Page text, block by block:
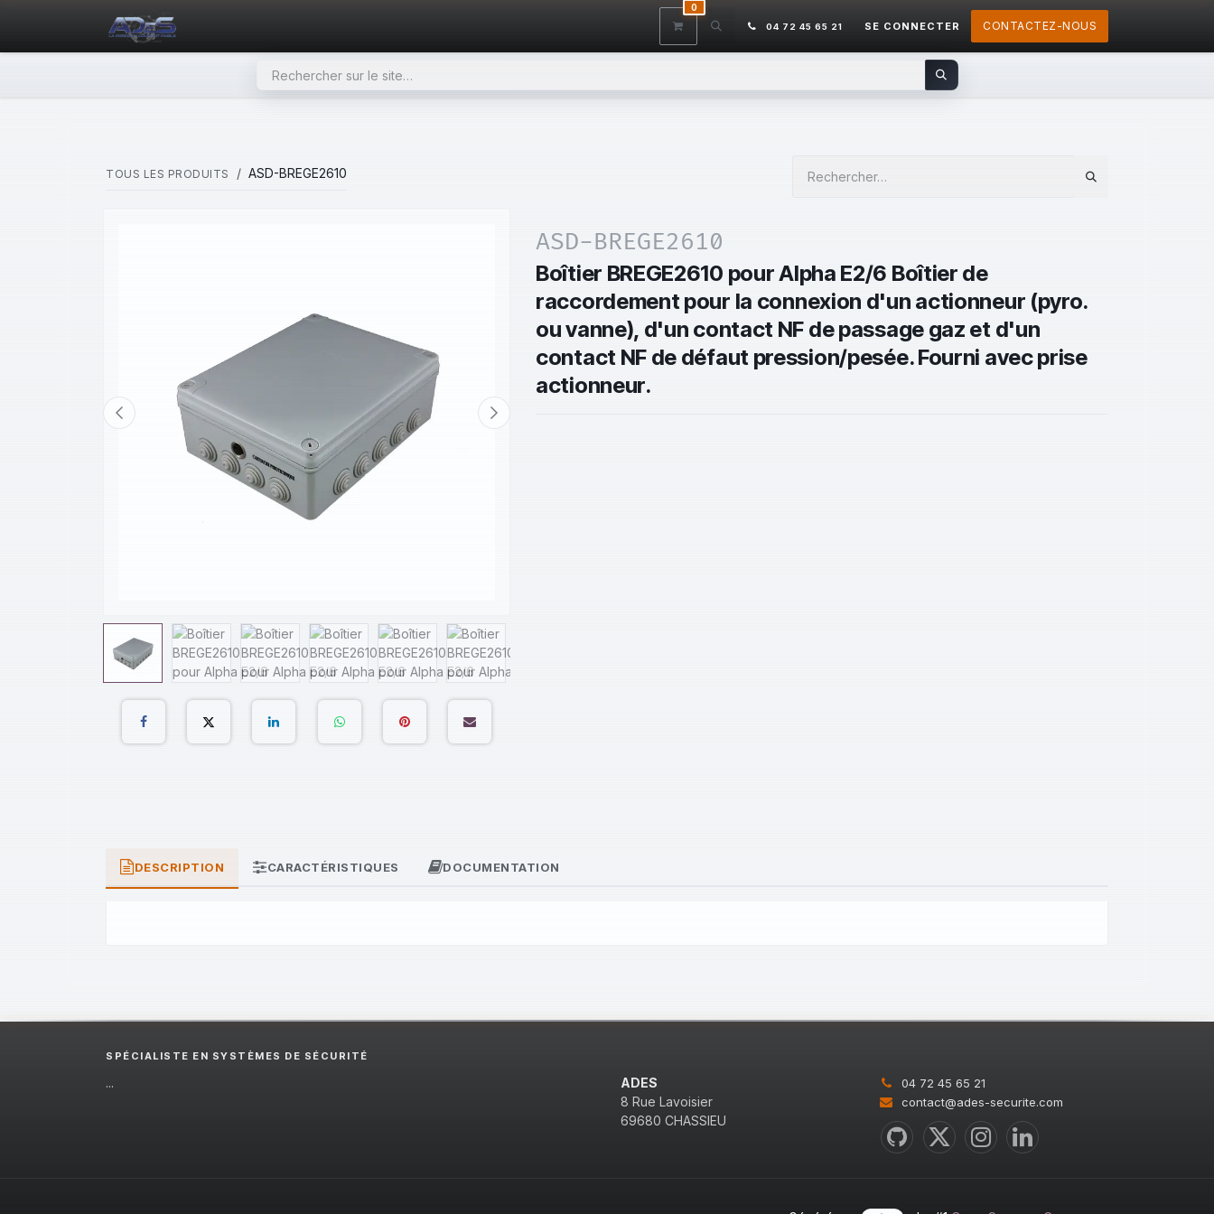
CONTACTEZ-NOUS AIDE
0
04 72 45 65 21 SE CONNECTER CONTACTEZ-NOUS
TOUS LES PRODUITS ASD-BREGE2610
ASD-BREGE2610
Boîtier BREGE2610 pour Alpha E2/6 Boîtier de
raccordement pour la connexion d'un actionneur (pyro.
ou vanne), d'un contact NF de passage gaz et d'un
contact NF de défaut pression/pesée. Fourni avec prise
actionneur.
DESCRIPTION CARACTÉRISTIQUES DOCUMENTATION
SPÉCIALISTE EN SYSTÈMES DE SÉCURITÉ
...
ADES
8 Rue Lavoisier
69680 CHASSIEU
04 72 45 65 21
contact@ades-securite.com